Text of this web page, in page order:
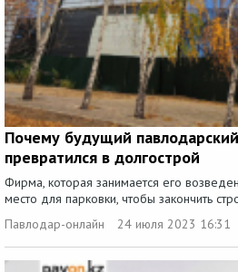
Почему будущий
превратился в долгострой
Фирма, которая занимается его
место для парковки, чтобы закончить
Павлодар-онлайн
24 июля 2023 16:31